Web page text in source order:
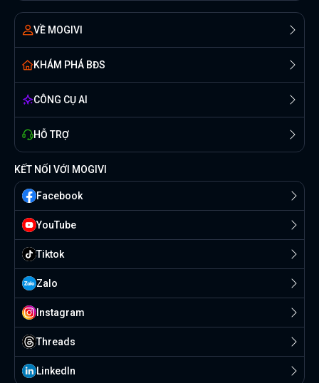
VỀ MOGIVI
KHÁM PHÁ BĐS
CÔNG CỤ AI
HỖ TRỢ
KẾT NỐI VỚI MOGIVI
Facebook
YouTube
Tiktok
Zalo
Instagram
Threads
Linkedln